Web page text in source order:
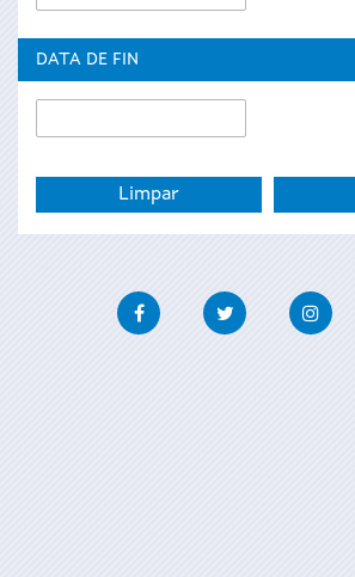
de
DATA DE FIN
de
FacebookTwitter